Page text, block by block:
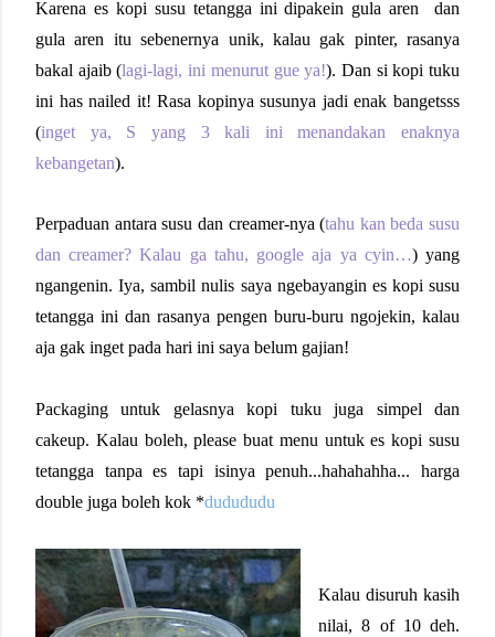
Karena es kopi susu tetangga ini dipakein gula aren
dan
gula aren itu sebenernya unik, kalau gak pinter, rasanya
bakal ajaib (lagi-lagi, ini menurut gue ya!). Dan si kopi tuku
ini has nailed it! Rasa kopinya susunya jadi enak bangetsss
(inget ya, S yang 3 kali ini menandakan enaknya
kebangetan).
Perpaduan antara susu dan creamer-nya (tahu kan beda susu
dan creamer? Kalau ga tahu, google aja ya cyin…) yang
ngangenin. Iya, sambil nulis saya ngebayangin es kopi susu
tetangga ini dan rasanya pengen buru-buru ngojekin, kalau
aja gak inget pada hari ini saya belum gajian!
Packaging untuk gelasnya kopi tuku juga simpel dan
cakeup. Kalau boleh, please buat menu untuk es kopi susu
tetangga tanpa es tapi isinya penuh...hahahahha... harga
double juga boleh kok *dudududu
Kalau disuruh kasih
nilai, 8 of 10 deh.